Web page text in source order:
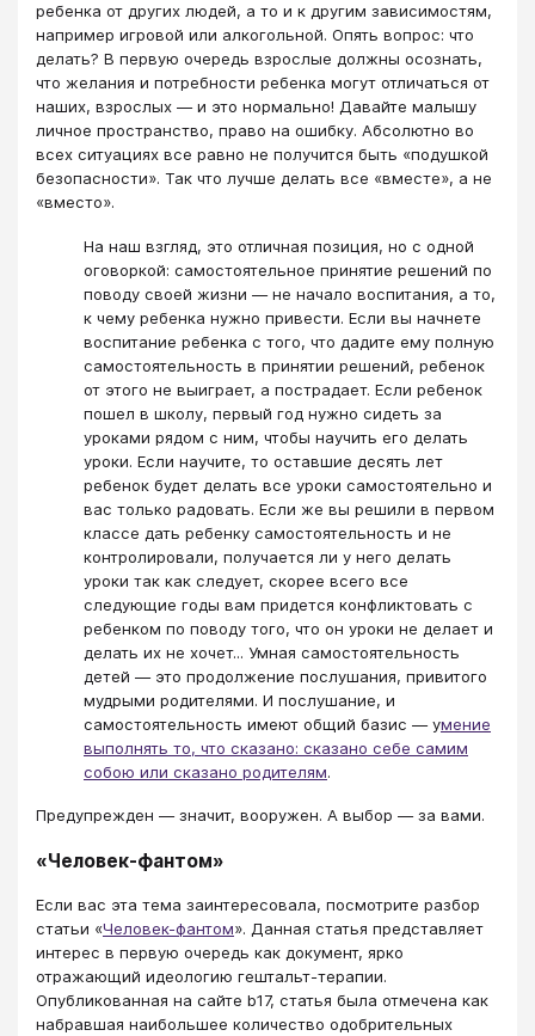
ребенка от других людей, а то и к другим зависимостям,
например игровой или алкогольной. Опять вопрос: что
делать? В первую очередь взрослые должны осознать,
что желания и потребности ребенка могут отличаться от
наших, взрослых — и это нормально! Давайте малышу
личное пространство, право на ошибку. Абсолютно во
всех ситуациях все равно не получится быть «подушкой
безопасности». Так что лучше делать все «вместе», а не
«вместо».
На наш взгляд, это отличная позиция, но с одной
оговоркой: самостоятельное принятие решений по
поводу своей жизни — не начало воспитания, а то,
к чему ребенка нужно привести. Если вы начнете
воспитание ребенка с того, что дадите ему полную
самостоятельность в принятии решений, ребенок
от этого не выиграет, а пострадает. Если ребенок
пошел в школу, первый год нужно сидеть за
уроками рядом с ним, чтобы научить его делать
уроки. Если научите, то оставшие десять лет
ребенок будет делать все уроки самостоятельно и
вас только радовать. Если же вы решили в первом
классе дать ребенку самостоятельность и не
контролировали, получается ли у него делать
уроки так как следует, скорее всего все
следующие годы вам придется конфликтовать с
ребенком по поводу того, что он уроки не делает и
делать их не хочет... Умная самостоятельность
детей — это продолжение послушания, привитого
мудрыми родителями. И послушание, и
самостоятельность имеют общий базис — умение
выполнять то, что сказано: сказано себе самим
собою или сказано родителям​.
Предупрежден — значит, вооружен. А выбор — за вами.
«Человек-фантом»
Если вас эта тема заинтересовала, посмотрите разбор
статьи «Человек-фантом». Данная статья представляет
интерес в первую очередь как документ, ярко
отражающий идеологию гештальт-терапии.
Опубликованная на сайте b17, статья была отмечена как
набравшая наибольшее количество одобрительных